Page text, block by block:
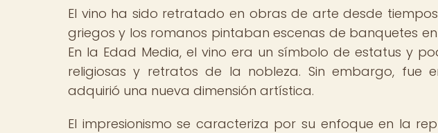
El vino ha sido retratado en obras de arte desde
griegos y los romanos pintaban escenas de banquetes
En la Edad Media, el vino era un símbolo de estatus y
religiosas y retratos de la nobleza. Sin embargo, fue
adquirió una nueva dimensión artística.
El impresionismo se caracteriza por su enfoque en la